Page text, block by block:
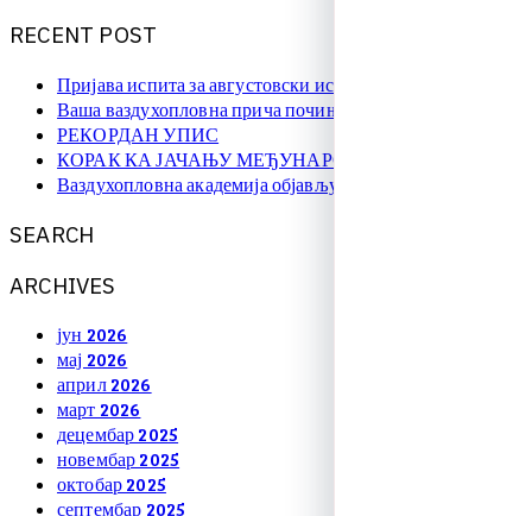
RECENT POST
Пријава испита за августовски испитни рок
Ваша ваздухопловна прича почиње овде!
РЕКОРДАН УПИС
КОРАК КА ЈАЧАЊУ МЕЂУНАРОДНЕ САРАДЊЕ
Ваздухопловна академија објављује упис на � …
SEARCH
ARCHIVES
јун 2026
мај 2026
април 2026
март 2026
децембар 2025
новембар 2025
октобар 2025
септембар 2025